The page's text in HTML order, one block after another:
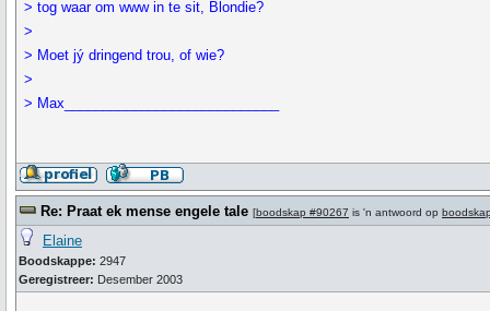
> tog waar om www in te sit, Blondie?
>
> Moet jý dringend trou, of wie?
>
> Max____________________________
Re: Praat ek mense engele tale [boodskap #90267 is 'n antwoord op
Elaine
Boodskappe: 2947
Geregistreer: Desember 2003